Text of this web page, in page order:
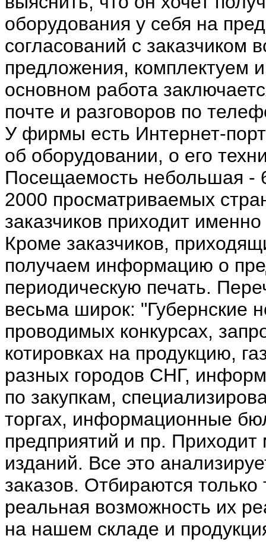
оборудования у себя на
согласований с заказчиком
предложения, комплектуем
основном работа
почте и разговоров по
У фирмы есть Интернет-
об оборудовании, о его
Посещаемость небольшая -
2000 просматриваемых
заказчиков приходит
Кроме заказчиков,
получаем информацию о
периодическую печать.
весьма широк: "Губернские
проводимых конкурсах,
котировках на продукцию,
разных городов СНГ,
по закупкам,
торгах, информационные
предприятий и пр.
изданий. Все это
заказов. Отбираются
реальная возможность их
на нашем складе и